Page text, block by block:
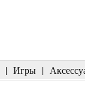
| Игры |